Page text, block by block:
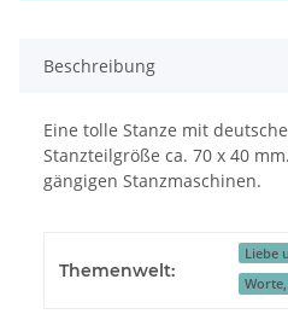
Beschreibung
Eine tolle Stanze mit
Stanzteilgröße ca. 70 x 40
gängigen Stanzmaschinen.
Themenwelt:
Liebe